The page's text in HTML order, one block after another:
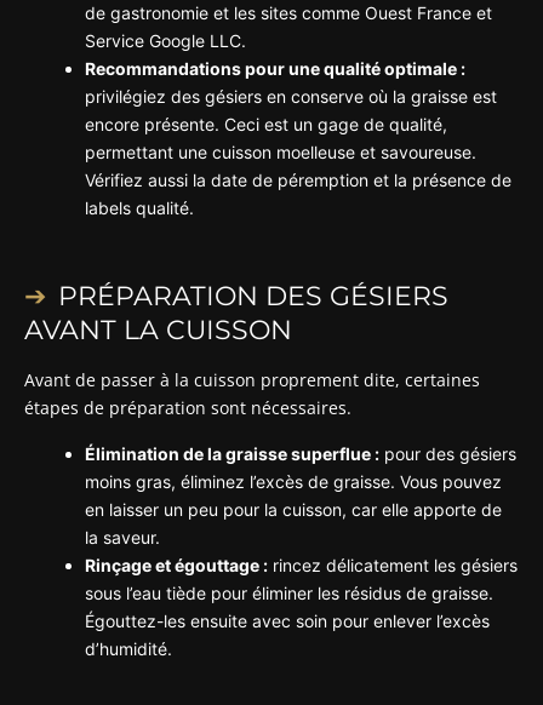
de gastronomie et les sites comme Ouest France et
Service Google LLC.
Recommandations pour une qualité optimale :
privilégiez des gésiers en conserve où la graisse est
encore présente. Ceci est un gage de qualité,
permettant une cuisson moelleuse et savoureuse.
Vérifiez aussi la date de péremption et la présence de
labels qualité.
PRÉPARATION DES GÉSIERS
AVANT LA CUISSON
Avant de passer à la cuisson proprement dite, certaines
étapes de préparation sont nécessaires.
Élimination de la graisse superflue : pour des gésiers
moins gras, éliminez l’excès de graisse. Vous pouvez
en laisser un peu pour la cuisson, car elle apporte de
la saveur.
Rinçage et égouttage : rincez délicatement les gésiers
sous l’eau tiède pour éliminer les résidus de graisse.
Égouttez-les ensuite avec soin pour enlever l’excès
d’humidité.